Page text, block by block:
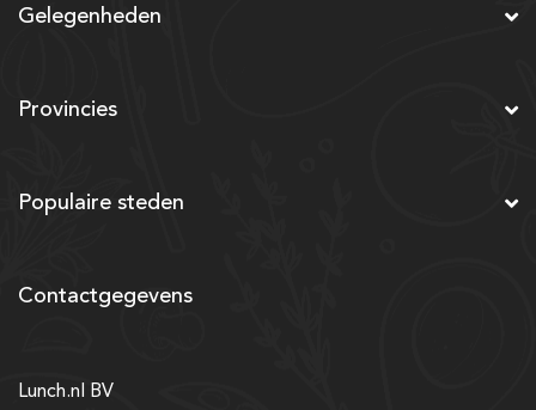
Gelegenheden
Provincies
Populaire steden
Contactgegevens
Lunch.nl BV